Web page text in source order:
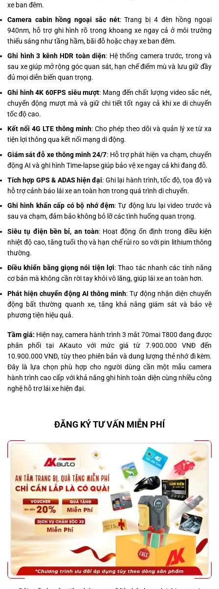
xe ban đêm.
Camera cabin hồng ngoại sắc nét: Trang bị 4 đèn hồng ngoại
940nm, hỗ trợ ghi hình rõ trong khoang xe ngay cả ở môi trường
thiếu sáng như tầng hầm, bãi đỗ hoặc chạy xe ban đêm.
Ghi hình 3 kênh HDR toàn diện: Hệ thống camera trước, trong và
sau xe giúp mở rộng góc quan sát, hạn chế điểm mù và lưu giữ đầy
đủ mọi diễn biến quan trọng.
Ghi hình 4K 60FPS siêu mượt: Mang đến chất lượng video sắc nét,
chuyển động mượt mà và giữ chi tiết tốt ngay cả khi xe di chuyển
tốc độ cao.
Kết nối 4G LTE thông minh: Cho phép theo dõi và quản lý xe từ xa
tiện lợi thông qua kết nối mạng di động.
Giám sát đỗ xe thông minh 24/7: Hỗ trợ phát hiện va chạm, chuyển
động AI và ghi hình Time-lapse giúp bảo vệ xe ngay cả khi đang đỗ.
Tích hợp GPS & ADAS hiện đại: Ghi lại hành trình, tốc độ, tọa độ và
hỗ trợ cảnh báo lái xe an toàn hơn trong quá trình di chuyển.
Ghi hình khẩn cấp có bộ nhớ đệm: Tự động lưu lại video trước và
sau va chạm, đảm bảo không bỏ lỡ các tình huống quan trọng.
Siêu tụ điện bền bỉ, an toàn: Hoạt động ổn định trong điều kiện
nhiệt độ cao, tăng tuổi thọ và hạn chế rủi ro so với pin lithium thông
thường.
Điều khiển bằng giọng nói tiện lợi: Thao tác nhanh các tính năng
cơ bản mà không cần rời tay khỏi vô lăng, giúp lái xe an toàn hơn.
Phát hiện chuyển động AI thông minh: Tự động nhận diện chuyển
động bất thường quanh xe, tăng khả năng giám sát và bảo vệ
phương tiện hiệu quả.
Tầm giá: Hiện nay, camera hành trình 3 mắt 70mai T800 đang được
phân phối tại AKauto với mức giá từ 7.900.000 VNĐ đến
10.900.000 VNĐ, tùy theo phiên bản và dung lượng thẻ nhớ đi kèm.
Đây là lựa chọn phù hợp cho người dùng cần một mẫu camera
hành trình cao cấp với khả năng ghi hình toàn diện cùng nhiều công
nghệ hỗ trợ lái xe hiện đại.
ĐĂNG KÝ TƯ VẤN MIỄN PHÍ